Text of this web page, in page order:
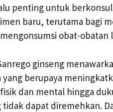
penting untuk
baru, terutama bagi
obat-obatan
ginseng
berupaya
dan mental hingga
tidak dapat diremehkan.